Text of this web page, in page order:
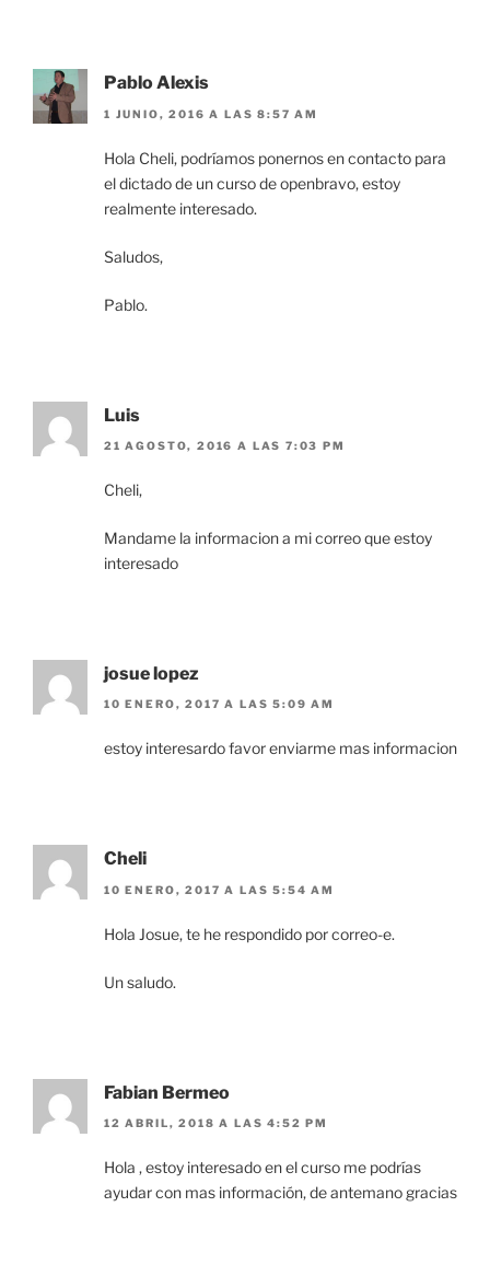
Pablo Alexis
1 JUNIO, 2016 A LAS 8:57 AM
Hola Cheli, podríamos ponernos en contacto para
el dictado de un curso de openbravo, estoy
realmente interesado.
Saludos,
Pablo.
Luis
21 AGOSTO, 2016 A LAS 7:03 PM
Cheli,
Mandame la informacion a mi correo que estoy
interesado
josue lopez
10 ENERO, 2017 A LAS 5:09 AM
estoy interesardo favor enviarme mas informacion
Cheli
10 ENERO, 2017 A LAS 5:54 AM
Hola Josue, te he respondido por correo-e.
Un saludo.
Fabian Bermeo
12 ABRIL, 2018 A LAS 4:52 PM
Hola , estoy interesado en el curso me podrías
ayudar con mas información, de antemano gracias